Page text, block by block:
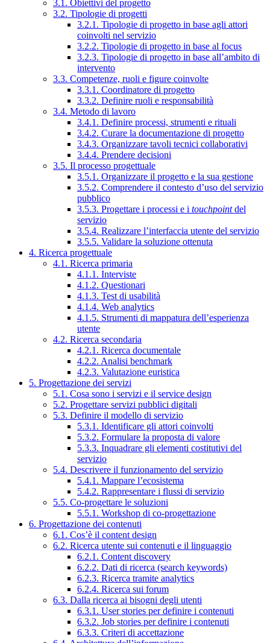
3.1. Obiettivi del progetto
3.2. Tipologie di progetti
3.2.1. Tipologie di progetto in base agli attori
coinvolti nel servizio
3.2.2. Tipologie di progetto in base al focus
3.2.3. Tipologie di progetto in base all’ambito di
intervento
3.3. Competenze, ruoli e figure coinvolte
3.3.1. Coordinatore di progetto
3.3.2. Definire ruoli e responsabilità
3.4. Metodo di lavoro
3.4.1. Definire processi, strumenti e rituali
3.4.2. Curare la documentazione di progetto
3.4.3. Organizzare tavoli tecnici collaborativi
3.4.4. Prendere decisioni
3.5. Il processo progettuale
3.5.1. Organizzare il progetto e la sua gestione
3.5.2. Comprendere il contesto d’uso del servizio
pubblico
3.5.3. Progettare i processi e i touchpointdel
servizio
3.5.4. Realizzare l’interfaccia utente del servizio
3.5.5. Validare la soluzione ottenuta
4. Ricerca progettuale
4.1. Ricerca primaria
4.1.1. Interviste
4.1.2. Questionari
4.1.3. Test di usabilità
4.1.4. Web analytics
4.1.5. Strumenti di mappatura dell’esperienza
utente
4.2. Ricerca secondaria
4.2.1. Ricerca documentale
4.2.2. Analisi benchmark
4.2.3. Valutazione euristica
5. Progettazione dei servizi
5.1. Cosa sono i servizi e il service design
5.2. Progettare servizi pubblici digitali
5.3. Definire il modello di servizio
5.3.1. Identificare gli attori coinvolti
5.3.2. Formulare la proposta di valore
5.3.3. Inquadrare gli elementi costitutivi del
servizio
5.4. Descrivere il funzionamento del servizio
5.4.1. Mappare l’ecosistema
5.4.2. Rappresentare i flussi di servizio
5.5. Co-progettare le soluzioni
5.5.1. Workshop di co-progettazione
6. Progettazione dei contenuti
6.1. Cos’è il content design
6.2. Ricerca utente sui contenuti e il linguaggio
6.2.1. Content discovery
6.2.2. Dati di ricerca (search keywords)
6.2.3. Ricerca tramite analytics
6.2.4. Ricerca sui forum
6.3. Dalla ricerca ai bisogni degli utenti
6.3.1. User stories per definire i contenuti
6.3.2. Job stories per definire i contenuti
6.3.3. Criteri di accettazione